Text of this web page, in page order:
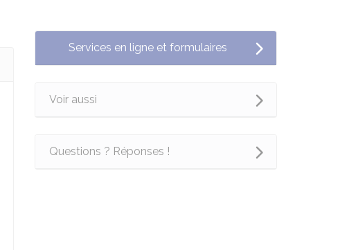
Services en ligne et formulaires
Voir aussi
Questions ? Réponses !